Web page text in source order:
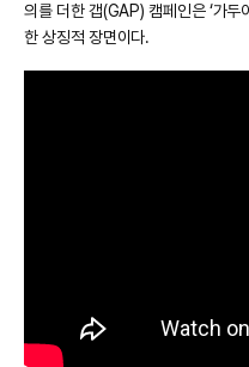
의를 더한 갭(GAP) 캠페인은 ‘가두
한 상징적 장면이다.
?si=nRHPbNGMiLqckorS